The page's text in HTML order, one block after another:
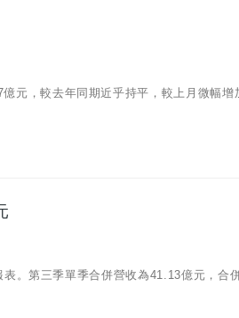
元，較去年同期近乎持平，較上月微幅增
。第三季單季合併營收為41.13億元，合